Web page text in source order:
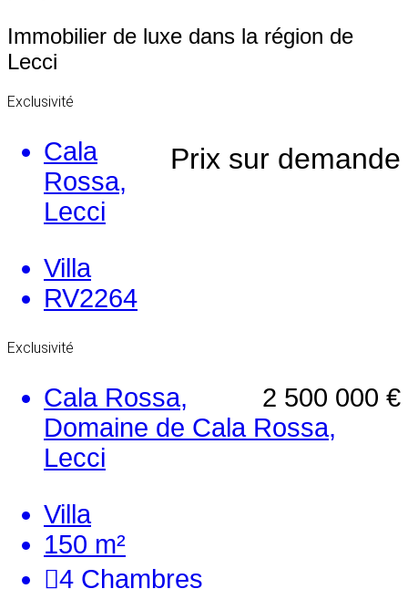
Immobilier de luxe dans la région de
Lecci
Exclusivité
Prix sur demande
Cala
Rossa,
Lecci
Villa
RV2264
Exclusivité
2 500 000 €
Cala Rossa,
Domaine de Cala Rossa,
Lecci
Villa
150 m²
4 Chambres